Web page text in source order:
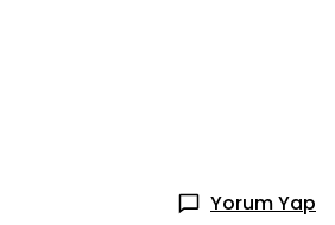
Yorum Yap